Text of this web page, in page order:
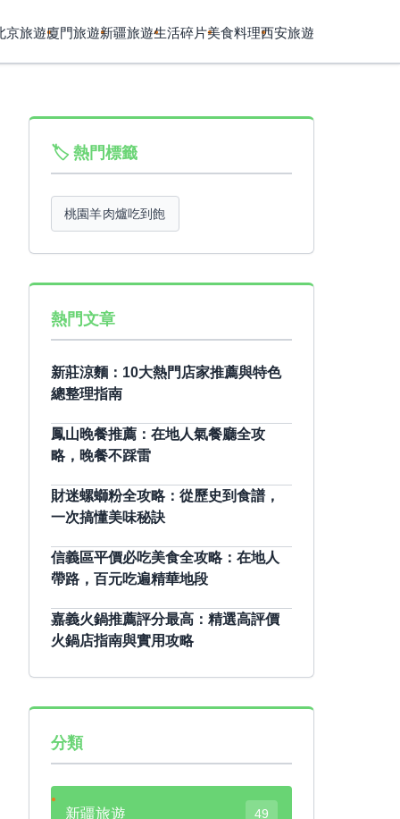
京旅遊廈門旅遊新疆旅遊生活碎片美食料理西安旅遊
🏷️ 熱門標籤
桃園羊肉爐吃到飽
熱門文章
新莊涼麵：10大熱門店家推薦與特色
總整理指南
鳳山晚餐推薦：在地人氣餐廳全攻
略，晚餐不踩雷
財迷螺螄粉全攻略：從歷史到食譜，
一次搞懂美味秘訣
信義區平價必吃美食全攻略：在地人
帶路，百元吃遍精華地段
嘉義火鍋推薦評分最高：精選高評價
火鍋店指南與實用攻略
分類
新疆旅遊 49